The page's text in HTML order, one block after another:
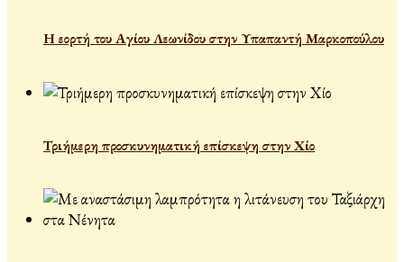
Η εορτή του Αγίου Λεωνίδου στην Υπαπαντή Μαρκοπούλου
Τριήμερη προσκυνηματική επίσκεψη στην Χίο